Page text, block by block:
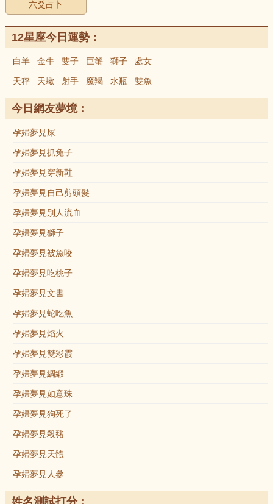
六爻占卜
12星座今日運勢：
白羊 金牛 雙子 巨蟹 獅子 處女
天秤 天蠍 射手 魔羯 水瓶 雙魚
今日網友夢境：
孕婦夢見屎
孕婦夢見抓兔子
孕婦夢見穿新鞋
孕婦夢見自己剪頭髮
孕婦夢見別人流血
孕婦夢見獅子
孕婦夢見被魚咬
孕婦夢見吃桃子
孕婦夢見文書
孕婦夢見蛇吃魚
孕婦夢見焰火
孕婦夢見雙彩霞
孕婦夢見綢緞
孕婦夢見如意珠
孕婦夢見狗死了
孕婦夢見殺豬
孕婦夢見天體
孕婦夢見人參
姓名測試打分：